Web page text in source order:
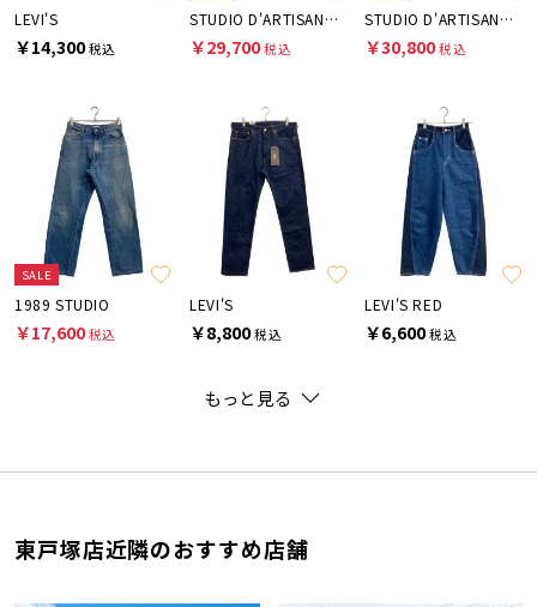
LEVI'S
￥14,300税込
STUDIO D'ARTISAN&SA
￥29,700税込
STUDIO D'ARTISAN&SA
￥30,800税込
SALE
1989 STUDIO
￥17,600税込
LEVI'S
￥8,800税込
LEVI'S RED
￥6,600税込
もっと見る
東戸塚店近隣のおすすめ店舗